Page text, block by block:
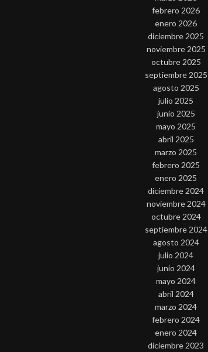
febrero 2026
enero 2026
diciembre 2025
noviembre 2025
octubre 2025
septiembre 2025
agosto 2025
julio 2025
junio 2025
mayo 2025
abril 2025
marzo 2025
febrero 2025
enero 2025
diciembre 2024
noviembre 2024
octubre 2024
septiembre 2024
agosto 2024
julio 2024
junio 2024
mayo 2024
abril 2024
marzo 2024
febrero 2024
enero 2024
diciembre 2023